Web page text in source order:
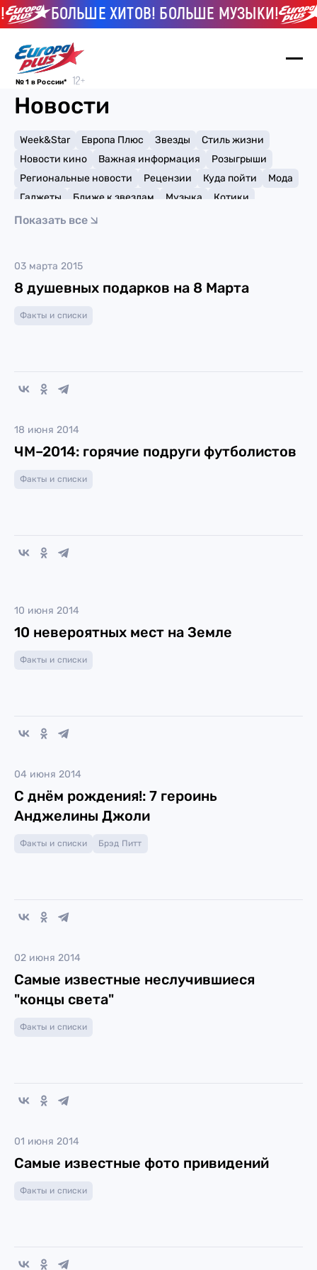
БОЛЬШЕ ХИТОВ! БОЛЬШЕ МУЗЫКИ!
№ 1 в России*
Новости
Week&Star Европа Плюс Звезды
Стиль жизни
Новости кино
Важная информация
Розыгрыши
Региональные новости
Рецензии Куда пойти
Мода
Гаджеты
Ближе к звездам Музыка
Котики
Мемы и тренды
Показать все
03 марта 2015
8 душевных подарков на 8 Марта
Факты и списки
18 июня 2014
ЧМ–2014: горячие подруги футболистов
Факты и списки
10 июня 2014
10 невероятных мест на Земле
Факты и списки
04 июня 2014
С днём рождения!: 7 героинь
Анджелины Джоли
Факты и списки Брэд Питт
02 июня 2014
Самые известные неслучившиеся
"концы света"
Факты и списки
01 июня 2014
Самые известные фото привидений
Факты и списки